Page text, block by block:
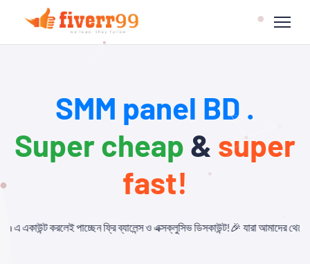
SMM panel BD .
Super cheap & super
fast!
ও এক্সক্লুসিভ ডিসকাউন্ট!🎉 যারা আমাদের থেকে Child Panel নিবেন এবং